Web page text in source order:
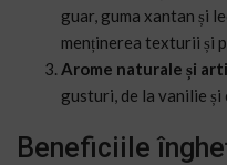
guar, guma xantan și
menținerea texturii și
Arome naturale și
gusturi, de la vanilie
Beneficiile